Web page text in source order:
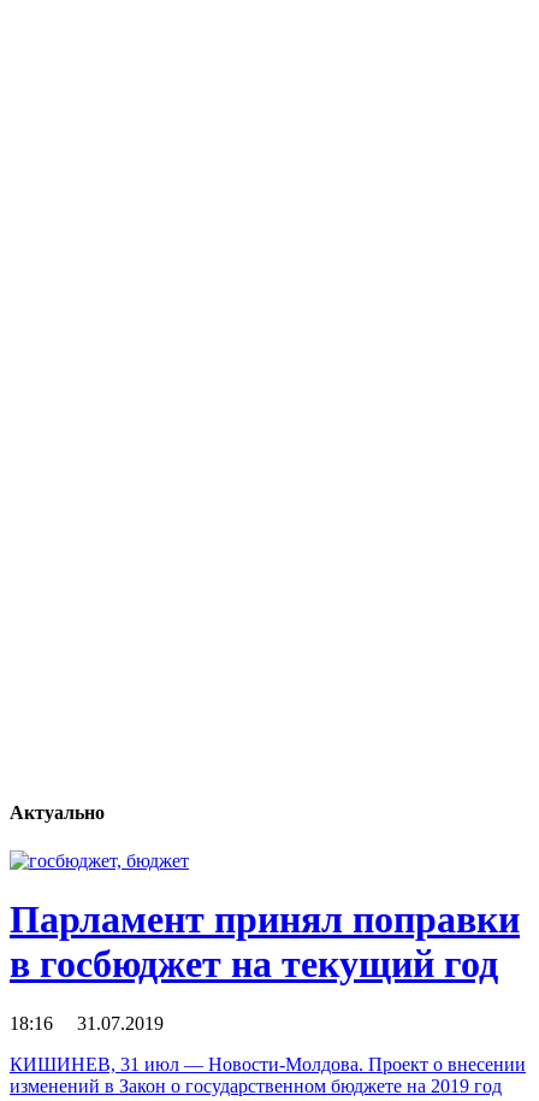
Актуально
Парламент принял поправки
в госбюджет на текущий год
18:16 31.07.2019
КИШИНЕВ, 31 июл — Новости-Молдова. Проект о внесении
изменений в Закон о государственном бюджете на 2019 год